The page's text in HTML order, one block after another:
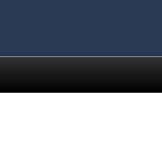
きた品質知識があるか
きる品質管理の基準で